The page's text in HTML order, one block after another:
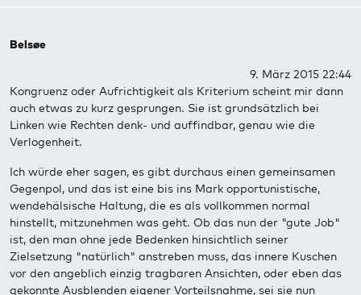
Belsøe
9. März 2015 22:44
Kongruenz oder Aufrichtigkeit als Kriterium scheint mir dann
auch etwas zu kurz gesprungen. Sie ist grundsätzlich bei
Linken wie Rechten denk- und auffindbar, genau wie die
Verlogenheit.
Ich würde eher sagen, es gibt durchaus einen gemeinsamen
Gegenpol, und das ist eine bis ins Mark opportunistische,
wendehälsische Haltung, die es als vollkommen normal
hinstellt, mitzunehmen was geht. Ob das nun der "gute Job"
ist, den man ohne jede Bedenken hinsichtlich seiner
Zielsetzung "natürlich" anstreben muss, das innere Kuschen
vor den angeblich einzig tragbaren Ansichten, oder eben das
gekonnte Ausblenden eigener Vorteilsnahme, sei sie nun